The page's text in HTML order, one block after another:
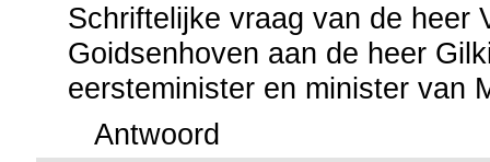
Schriftelijke vraag van de heer
Goidsenhoven aan de heer
eersteminister en minister van
Antwoord